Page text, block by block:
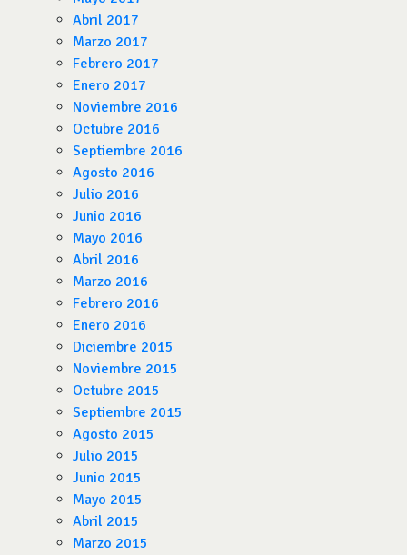
Abril 2017
Marzo 2017
Febrero 2017
Enero 2017
Noviembre 2016
Octubre 2016
Septiembre 2016
Agosto 2016
Julio 2016
Junio 2016
Mayo 2016
Abril 2016
Marzo 2016
Febrero 2016
Enero 2016
Diciembre 2015
Noviembre 2015
Octubre 2015
Septiembre 2015
Agosto 2015
Julio 2015
Junio 2015
Mayo 2015
Abril 2015
Marzo 2015